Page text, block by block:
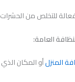
للتخلص من
العامة:
المنزلأو المكان